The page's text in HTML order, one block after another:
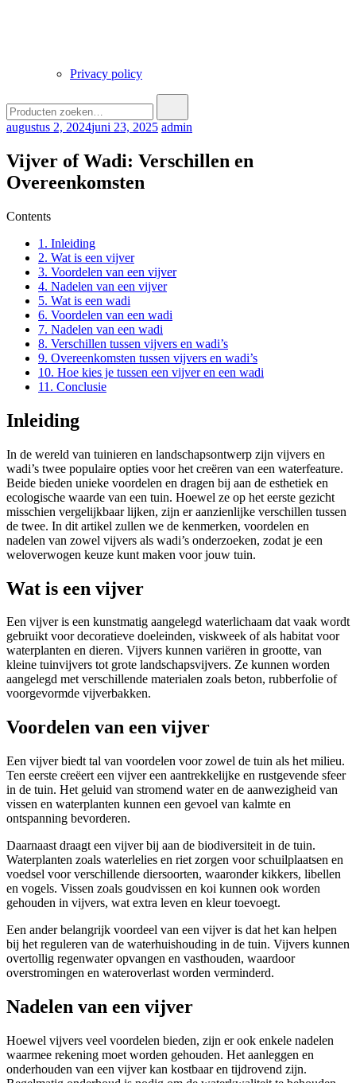
Privacy policy
naar:
augustus 2, 2024juni 23, 2025 admin
Vijver of Wadi: Verschillen en
Overeenkomsten
Contents
1. Inleiding
2. Wat is een vijver
3. Voordelen van een vijver
4. Nadelen van een vijver
5. Wat is een wadi
6. Voordelen van een wadi
7. Nadelen van een wadi
8. Verschillen tussen vijvers en wadi’s
9. Overeenkomsten tussen vijvers en wadi’s
10. Hoe kies je tussen een vijver en een wadi
11. Conclusie
Inleiding
In de wereld van tuinieren en landschapsontwerp zijn vijvers en
wadi’s twee populaire opties voor het creëren van een waterfeature.
Beide bieden unieke voordelen en dragen bij aan de esthetiek en
ecologische waarde van een tuin. Hoewel ze op het eerste gezicht
misschien vergelijkbaar lijken, zijn er aanzienlijke verschillen tussen
de twee. In dit artikel zullen we de kenmerken, voordelen en
nadelen van zowel vijvers als wadi’s onderzoeken, zodat je een
weloverwogen keuze kunt maken voor jouw tuin.
Wat is een vijver
Een vijver is een kunstmatig aangelegd waterlichaam dat vaak wordt
gebruikt voor decoratieve doeleinden, viskweek of als habitat voor
waterplanten en dieren. Vijvers kunnen variëren in grootte, van
kleine tuinvijvers tot grote landschapsvijvers. Ze kunnen worden
aangelegd met verschillende materialen zoals beton, rubberfolie of
voorgevormde vijverbakken.
Voordelen van een vijver
Een vijver biedt tal van voordelen voor zowel de tuin als het milieu.
Ten eerste creëert een vijver een aantrekkelijke en rustgevende sfeer
in de tuin. Het geluid van stromend water en de aanwezigheid van
vissen en waterplanten kunnen een gevoel van kalmte en
ontspanning bevorderen.
Daarnaast draagt een vijver bij aan de biodiversiteit in de tuin.
Waterplanten zoals waterlelies en riet zorgen voor schuilplaatsen en
voedsel voor verschillende diersoorten, waaronder kikkers, libellen
en vogels. Vissen zoals goudvissen en koi kunnen ook worden
gehouden in vijvers, wat extra leven en kleur toevoegt.
Een ander belangrijk voordeel van een vijver is dat het kan helpen
bij het reguleren van de waterhuishouding in de tuin. Vijvers kunnen
overtollig regenwater opvangen en vasthouden, waardoor
overstromingen en wateroverlast worden verminderd.
Nadelen van een vijver
Hoewel vijvers veel voordelen bieden, zijn er ook enkele nadelen
waarmee rekening moet worden gehouden. Het aanleggen en
onderhouden van een vijver kan kostbaar en tijdrovend zijn.